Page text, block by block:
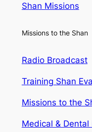
Shan Missions
Missions to the Shan
Radio Broadcast
Training Shan
Missions to the
Medical & Dental